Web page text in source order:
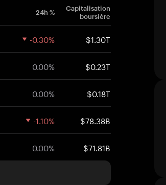
24h %
Capitalisation
boursière
-0.30% $1.30T
0.00% $0.23T
0.00% $0.18T
-1.10% $78.38B
0.00% $71.81B